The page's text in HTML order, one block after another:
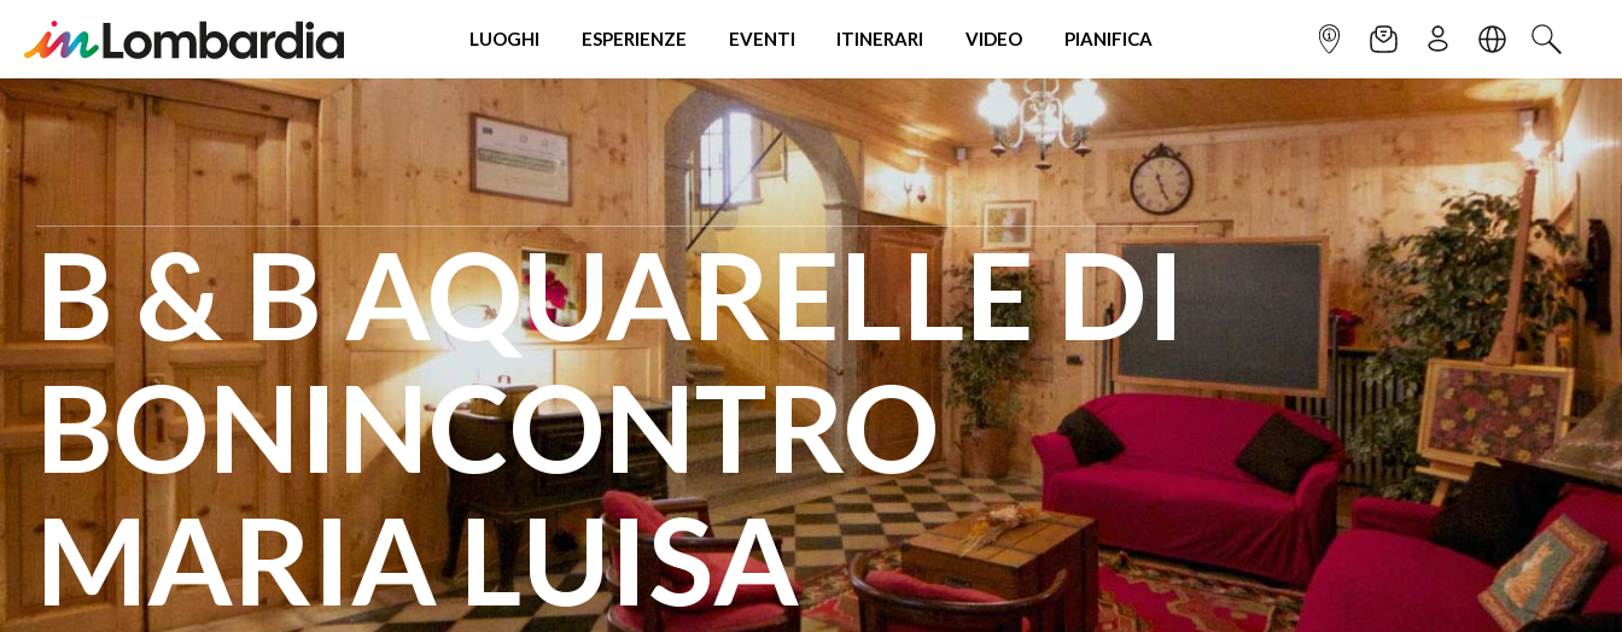
Salta
al
contenuto
LUOGHI ESPERIENZE EVENTI ITINERARI VIDEO PIANIFICA INFOPOINTNEWSLETTER
ISCRIVITILINGUACERCA
B & B AQUARELLE DI
BONINCONTRO
MARIA LUISA